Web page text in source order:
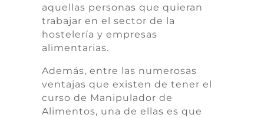
aquellas personas que quieran
trabajar en el sector de la
hostelería y empresas
alimentarias.
Además, entre las numerosas
ventajas que existen de tener el
curso de Manipulador de
Alimentos, una de ellas es que